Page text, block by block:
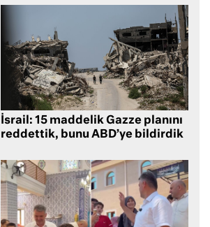
İsrail: 15 maddelik Gazze planını
reddettik, bunu ABD’ye bildirdik